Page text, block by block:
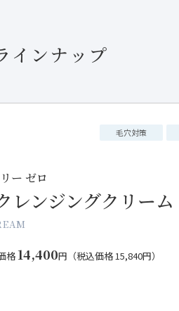
インナップ
毛穴対策
ー ゼロ
レンジングクリーム
格14,400円（税込価格 15,840円）